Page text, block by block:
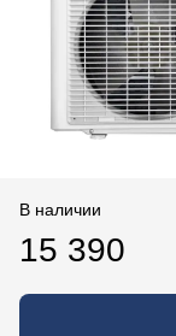
В наличии
15 390